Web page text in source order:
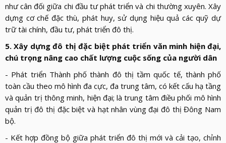
như cân đối giữa chi đầu tư phát triển và chi thường xuyên. Xây
dựng cơ chế đặc thù, phát huy, sử dụng hiệu quả các quỹ dự
trữ tài chính, đầu tư, phát triển đô thị.
5. Xây dựng đô thị đặc biệt phát triển văn minh hiện đại,
chú trọng nâng cao chất lượng cuộc sống của người dân
- Phát triển Thành phố thành đô thị tầm quốc tế, thành phố
toàn cầu theo mô hình đa cực, đa trung tâm, có kết cấu hạ tầng
và quản trị thông minh, hiện đại; là trung tâm điều phối mô hình
quản trị đô thị đặc biệt và hạt nhân vùng đại đô thị Đông Nam
bộ.
- Kết hợp đồng bộ giữa phát triển đô thị mới và cải tạo, chỉnh